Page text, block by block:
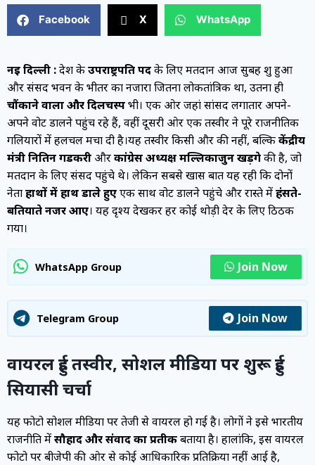
Facebook X WhatsApp
नई दिल्ली :देश केउपराष्ट्रपति पदके लिए मतदान आज सुबह शुरू हुआ
और संसद भवन के भीतर का नजारा जितना लोकतांत्रिक था, उतना ही
चौंकाने वाला और दिलचस्पभी। एक ओर जहां सांसद लगातार अपने-
अपने वोट डालने पहुंच रहे हैं, वहीं दूसरी ओर एक तस्वीर ने पूरे राजनीतिक
गलियारों में हलचल मचा दी है।यह तस्वीर किसी और की नहीं, बल्किकेंद्रीय
मंत्री नितिन गडकरी औरकांग्रेस अध्यक्ष मल्लिकार्जुन खड़गेकी है, जो
मतदान के लिए संसद पहुंचे थे। लेकिन सबसे खास बात यह रही कि दोनों
नेताहाथों में हाथ डाले हुएएक साथ वोट डालने पहुंचे और रास्ते मेंहंसते-
बतियाते नजर आए। यह दृश्य देखकर हर कोई थोड़ी देर के लिए ठिठक
गया।
WhatsApp Group Join Now
Telegram Group Join Now
वायरल हुई तस्वीर, सोशल मीडिया पर शुरू हुई
सियासी चर्चा
यह फोटो सोशल मीडिया पर तेजी से वायरल हो गई है। लोगों ने इसे भारतीय
राजनीति मेंसौहार्द और संवाद का प्रतीकबताया है। हालांकि, इस वायरल
फोटो पर बीजेपी की ओर से कोई आधिकारिक प्रतिक्रिया नहीं आई है,